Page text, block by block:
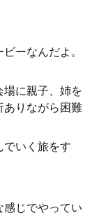
ーなんだよ。
に親子、姉を
ありながら困難
でいく旅をす
感じでやってい